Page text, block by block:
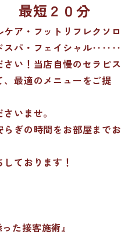
最短２０分
ア・フットリフレクソロ
スパ・フェイシャル‥‥‥
い！当店自慢のセラピス
、最適のメニューをご提
いませ。
ぎの時間をお部屋までお
ております！
た接客施術』